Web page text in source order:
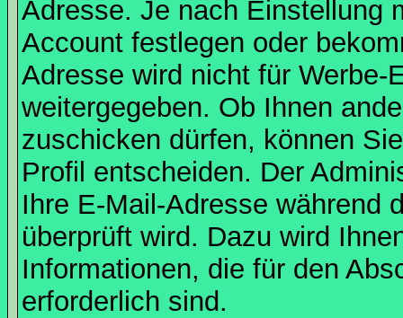
Adresse. Je nach Einstellung
Account festlegen oder
Adresse wird nicht für
weitergegeben. Ob Ihnen
zuschicken dürfen, können
Profil entscheiden. Der
Ihre E-Mail-Adresse während
überprüft wird. Dazu wird
Informationen, die für den
erforderlich sind.